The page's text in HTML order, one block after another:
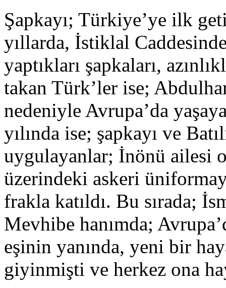
Şapkayı; Türkiye’ye ilk
yıllarda, İstiklal
yaptıkları şapkaları,
takan Türk’ler ise;
nedeniyle Avrupa’da
yılında ise; şapkayı ve
uygulayanlar; İnönü ailesi
üzerindeki askeri
frakla katıldı. Bu sırada;
Mevhibe hanımda;
eşinin yanında, yeni bir
giyinmişti ve herkez ona